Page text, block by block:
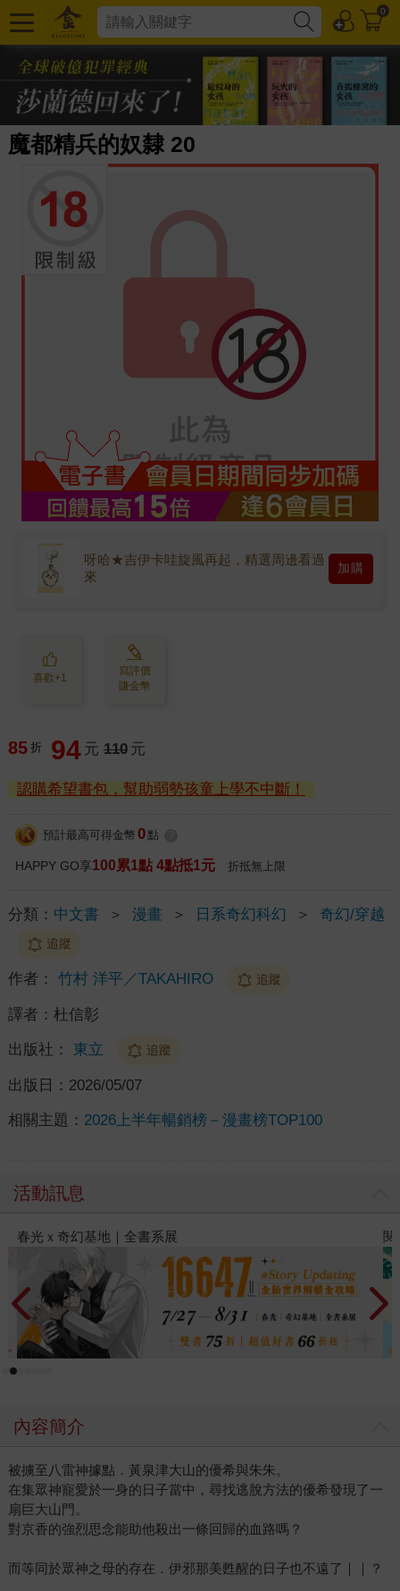
0
魔都精兵的奴隸 20
呀哈★吉伊卡哇旋風再起，精選周邊看過
來
加購
喜歡+1
寫評價
賺金幣
85 折 94 元 110 元
認購希望書包，幫助弱勢孩童上學不中斷！
預計最高可得金幣 0 點
HAPPY GO享100累1點 4點抵1元 折抵無上限
分類： 中文書 ＞ 漫畫 ＞ 日系奇幻科幻 ＞ 奇幻/穿越
追蹤
作者： 竹村 洋平／TAKAHIRO 追蹤
譯者： 杜信彰
出版社： 東立 追蹤
出版日： 2026/05/07
相關主題： 2026上半年暢銷榜－漫畫榜TOP100
活動訊息
閱讀漫遊錄-2026上半年暢銷榜
內容簡介
被擄至八雷神據點．黃泉津大山的優希與朱朱。
在集眾神寵愛於一身的日子當中，尋找逃脫方法的優希發現了一
扇巨大山門。
對京香的強烈思念能助他殺出一條回歸的血路嗎？
而等同於眾神之母的存在．伊邪那美甦醒的日子也不遠了｜｜？